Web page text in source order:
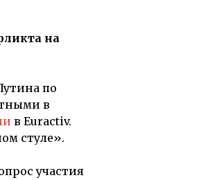
на
по
в
в Euractiv.
стуле».
участия